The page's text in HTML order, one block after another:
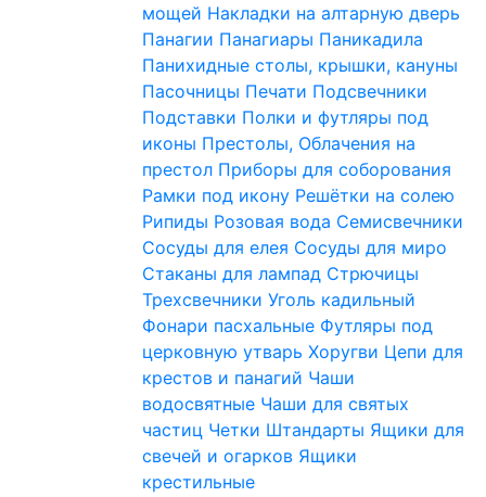
мощей Накладки на алтарную дверь
Панагии Панагиары Паникадила
Панихидные столы, крышки, кануны
Пасочницы Печати Подсвечники
Подставки Полки и футляры под
иконы Престолы, Облачения на
престол Приборы для соборования
Рамки под икону Решётки на солею
Рипиды Розовая вода Семисвечники
Сосуды для елея Сосуды для миро
Стаканы для лампад Стрючицы
Трехсвечники Уголь кадильный
Фонари пасхальные Футляры под
церковную утварь Хоругви Цепи для
крестов и панагий Чаши
водосвятные Чаши для святых
частиц Четки Штандарты Ящики для
свечей и огарков Ящики
крестильные